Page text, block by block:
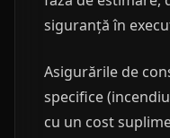
siguranță în
Asigurările de
specifice
cu un cost